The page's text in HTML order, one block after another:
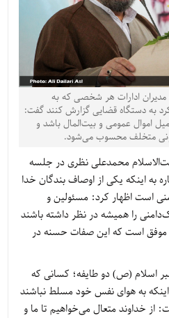
مدیران ادارات هر شخصی که به
به دستگاه قضایی گزارش کنند گفت:
اموال عمومی و بیت‌المال باشد و
متخلف محسوب می‌شود.
محمدعلی نظری در جلسه
به اینکه یکی از اوصاف بندگان خدا
است اظهار کرد: مسئولین و
را همیشه در نظر داشته باشند
موفق است که این صفات حسنه در
اسلام (ص) دو طایفه؛ کسانی که
به هوای نفس خود مسلط نباشند
خداوند متعال می‌خواهیم تا ما و